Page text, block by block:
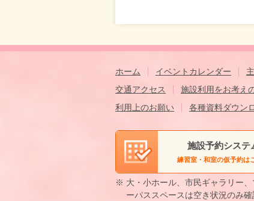
ホーム イベントカレンダー
交通アクセス
施設利用をお考え
利用上のお願い
各種資料ダウン
施設予約システ
練習室・和室の仮予約は
※ 大・小ホール、市民ギャラリー、
ーパススペースは空き状況のみ確